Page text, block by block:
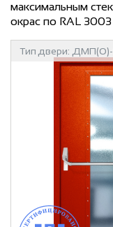
максимальным
окрас по RAL 3003
Тип двери: ДМП(О)-